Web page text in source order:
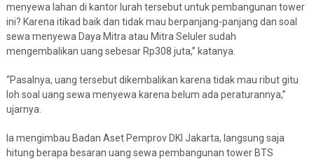
menyewa lahan di kantor lurah tersebut untuk pembangunan tower
ini? Karena itikad baik dan tidak mau berpanjang-panjang dan soal
sewa menyewa Daya Mitra atau Mitra Seluler sudah
mengembalikan uang sebesar Rp308 juta,” katanya.
“Pasalnya, uang tersebut dikembalikan karena tidak mau ribut gitu
loh soal uang sewa menyewa karena belum ada peraturannya,”
ujarnya.
Ia mengimbau Badan Aset Pemprov DKI Jakarta, langsung saja
hitung berapa besaran uang sewa pembangunan tower BTS